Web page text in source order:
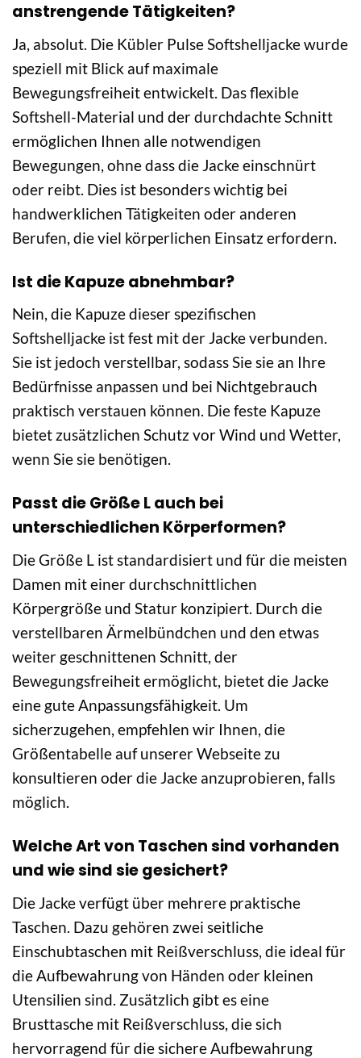
anstrengende Tätigkeiten?
Ja, absolut. Die Kübler Pulse Softshelljacke wurde
speziell mit Blick auf maximale
Bewegungsfreiheit entwickelt. Das flexible
Softshell-Material und der durchdachte Schnitt
ermöglichen Ihnen alle notwendigen
Bewegungen, ohne dass die Jacke einschnürt
oder reibt. Dies ist besonders wichtig bei
handwerklichen Tätigkeiten oder anderen
Berufen, die viel körperlichen Einsatz erfordern.
Ist die Kapuze abnehmbar?
Nein, die Kapuze dieser spezifischen
Softshelljacke ist fest mit der Jacke verbunden.
Sie ist jedoch verstellbar, sodass Sie sie an Ihre
Bedürfnisse anpassen und bei Nichtgebrauch
praktisch verstauen können. Die feste Kapuze
bietet zusätzlichen Schutz vor Wind und Wetter,
wenn Sie sie benötigen.
Passt die Größe L auch bei
unterschiedlichen Körperformen?
Die Größe L ist standardisiert und für die meisten
Damen mit einer durchschnittlichen
Körpergröße und Statur konzipiert. Durch die
verstellbaren Ärmelbündchen und den etwas
weiter geschnittenen Schnitt, der
Bewegungsfreiheit ermöglicht, bietet die Jacke
eine gute Anpassungsfähigkeit. Um
sicherzugehen, empfehlen wir Ihnen, die
Größentabelle auf unserer Webseite zu
konsultieren oder die Jacke anzuprobieren, falls
möglich.
Welche Art von Taschen sind vorhanden
und wie sind sie gesichert?
Die Jacke verfügt über mehrere praktische
Taschen. Dazu gehören zwei seitliche
Einschubtaschen mit Reißverschluss, die ideal für
die Aufbewahrung von Händen oder kleinen
Utensilien sind. Zusätzlich gibt es eine
Brusttasche mit Reißverschluss, die sich
hervorragend für die sichere Aufbewahrung